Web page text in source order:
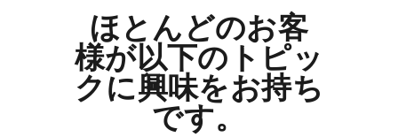
ほとんどのお客
様が以下のトピッ
クに興味をお持ち
です。